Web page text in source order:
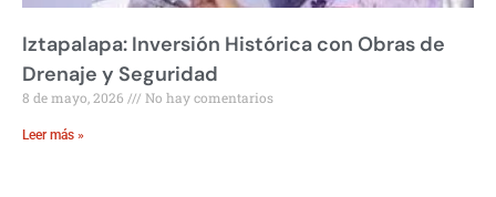
Iztapalapa: Inversión Histórica con Obras de
Drenaje y Seguridad
8 de mayo, 2026 No hay comentarios
Leer más »